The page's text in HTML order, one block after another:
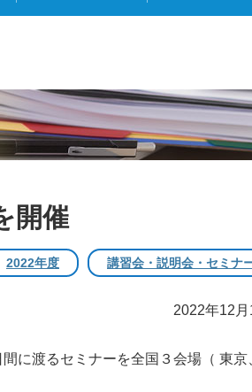
開催
2022年度 講習会・説明会・セミナ
2022年12月
に渡るセミナーを全国３会場（ 東京